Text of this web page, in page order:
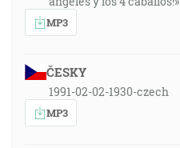
MP3
ČESKY
1991-02-02-1930-czech
MP3